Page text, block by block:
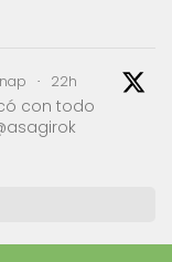
· 22h
con todo